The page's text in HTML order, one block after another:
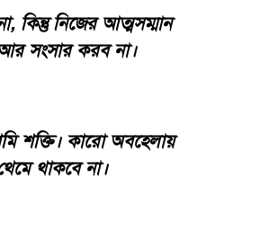
কিন্তু নিজের আত্মসম্মান
আর সংসার করব না।
শক্তি। কারো অবহেলায়
থাকবে না।